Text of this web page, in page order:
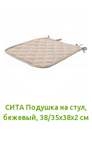
СИТА Подушка на стул,
бежевый, 38/35x38x2 см